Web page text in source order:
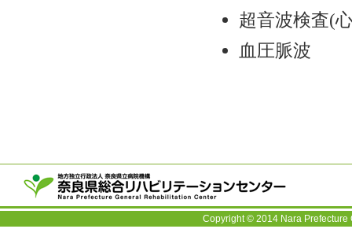
超音波検査(
血圧脈波
Copyright © 2014 Nara